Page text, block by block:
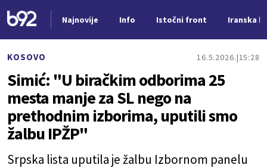
Najnovije Info Istočni front Iranska
KOSOVO 16.5.2026. 15:28
Simić: "U biračkim odborima 25
mesta manje za SL nego na
prethodnim izborima, uputili smo
žalbu IPŽP"
Srpska lista uputila je žalbu Izbornom panelu